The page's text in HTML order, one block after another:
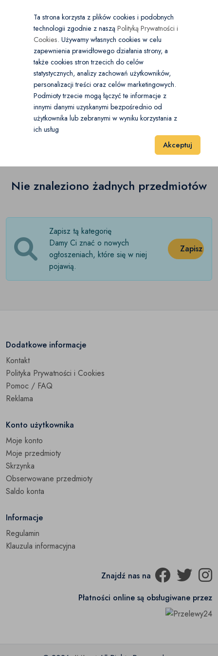
Wybierz kategorię
Wyposażenie wnętrz
Akcesoria łazienkowe(0)
Dekoracje(0)
Dywany i dywaniki
Koszyki(0)
Lustra (0)
Ozdoby okolicznościowe(0)
Pokrowce (0)
Ręczniki
Rośliny doniczkowe
Szkatułki(0)
Świece i świeczniki
Torby na zakupy(0)
Woski i olejki
Wystrój okien
Zastawa stołowa
Zegary (0)
Pozostałe
×
Kraj PL
PLN
Dom i Ogród Wyposażenie wnętrz Koszyki
Koszyki (0)
20 60
Nie znaleziono żadnych przedmiotów
Zapisz tą kategorię
Damy Ci znać o nowych
ogłoszeniach, które się w niej
pojawią.
Zapisz
Dodatkowe informacje
Kontakt
Polityka Prywatności i Cookies
Pomoc / FAQ
Reklama
Konto użytkownika
Moje konto
Moje przedmioty
Skrzynka
Obserwowane przedmioty
Saldo konta
Informacje
Regulamin
Klauzula informacyjna
Znajdź nas na
Płatności online są obsługiwane przez
Ta strona korzysta z plików cookies i podobnych
technologii zgodnie z nasząPolityką Prywatności i
Cookies. Używamy własnych cookies w celu
zapewnienia prawidłowego działania strony, a
także cookies stron trzecich do celów
statystycznych, analizy zachowań użytkowników,
personalizacji treści oraz celów marketingowych.
Podmioty trzecie mogą łączyć te informacje z
innymi danymi uzyskanymi bezpośrednio od
użytkownika lub zebranymi w wyniku korzystania z
ich usług
Akceptuj